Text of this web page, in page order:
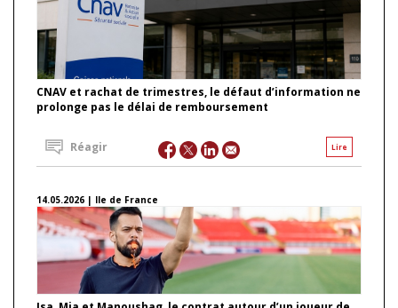
CNAV et rachat de trimestres, le défaut d’information ne
prolonge pas le délai de remboursement
Lire
Réagir
14.05.2026 | Ile de France